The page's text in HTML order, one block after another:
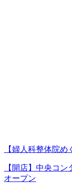
【婦人科整体院
【開店】中央コ
オープン